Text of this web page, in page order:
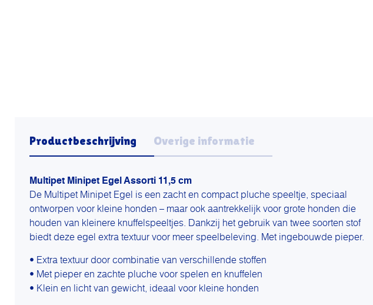
Productbeschrijving Overige informatie
Multipet Minipet Egel Assorti 11,5 cm
De Multipet Minipet Egel is een zacht en compact pluche speeltje, speciaal
ontworpen voor kleine honden – maar ook aantrekkelijk voor grote honden die
houden van kleinere knuffelspeeltjes. Dankzij het gebruik van twee soorten stof
biedt deze egel extra textuur voor meer speelbeleving. Met ingebouwde pieper.
• Extra textuur door combinatie van verschillende stoffen
• Met pieper en zachte pluche voor spelen en knuffelen
• Klein en licht van gewicht, ideaal voor kleine honden